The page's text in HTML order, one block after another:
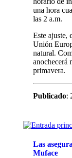
una hora
las 2 a.m.
Este ajuste,
Unión
natural.
anochecerá
primavera.
Publicado:
Las
Muface